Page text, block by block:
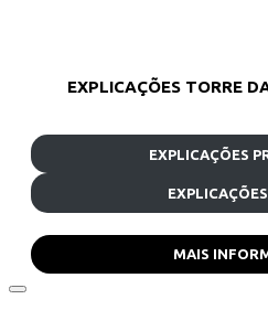
EXPLICAÇÕES TORRE
EXPLICAÇÕES
MAIS